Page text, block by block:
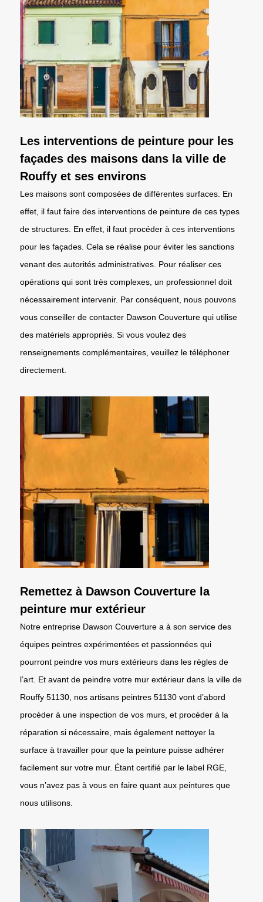
Les interventions de peinture pour les
façades des maisons dans la ville de
Rouffy et ses environs
Les maisons sont composées de différentes surfaces. En
effet, il faut faire des interventions de peinture de ces types
de structures. En effet, il faut procéder à ces interventions
pour les façades. Cela se réalise pour éviter les sanctions
venant des autorités administratives. Pour réaliser ces
opérations qui sont très complexes, un professionnel doit
nécessairement intervenir. Par conséquent, nous pouvons
vous conseiller de contacter Dawson Couverture qui utilise
des matériels appropriés. Si vous voulez des
renseignements complémentaires, veuillez le téléphoner
directement.
Remettez à Dawson Couverture la
peinture mur extérieur
Notre entreprise Dawson Couverture a à son service des
équipes peintres expérimentées et passionnées qui
pourront peindre vos murs extérieurs dans les règles de
l’art. Et avant de peindre votre mur extérieur dans la ville de
Rouffy 51130, nos artisans peintres 51130 vont d’abord
procéder à une inspection de vos murs, et procéder à la
réparation si nécessaire, mais également nettoyer la
surface à travailler pour que la peinture puisse adhérer
facilement sur votre mur. Étant certifié par le label RGE,
vous n’avez pas à vous en faire quant aux peintures que
nous utilisons.